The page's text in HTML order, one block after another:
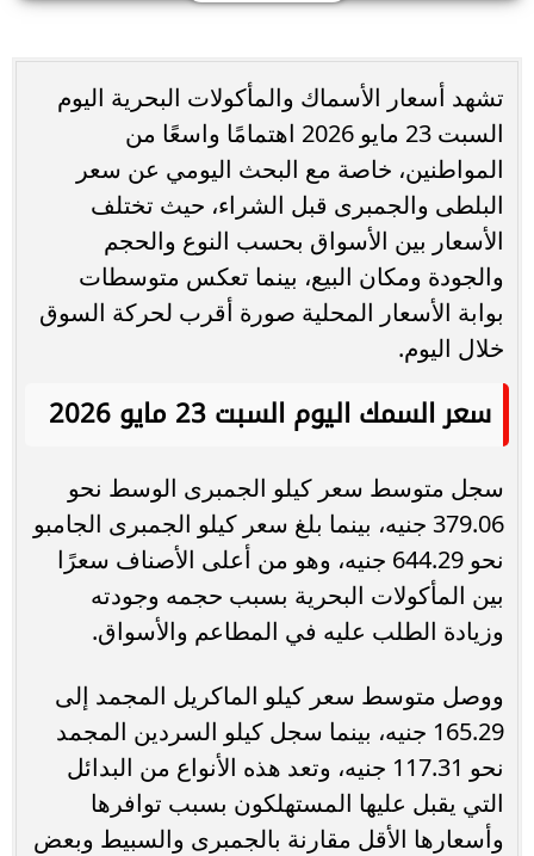
تشهد أسعار الأسماك والمأكولات البحرية اليوم
السبت 23 مايو 2026 اهتمامًا واسعًا من
المواطنين، خاصة مع البحث اليومي عن سعر
البلطى والجمبرى قبل الشراء، حيث تختلف
الأسعار بين الأسواق بحسب النوع والحجم
والجودة ومكان البيع، بينما تعكس متوسطات
بوابة الأسعار المحلية صورة أقرب لحركة السوق
خلال اليوم.
سعر السمك اليوم السبت 23 مايو 2026
سجل متوسط سعر كيلو الجمبرى الوسط نحو
379.06 جنيه، بينما بلغ سعر كيلو الجمبرى الجامبو
نحو 644.29 جنيه، وهو من أعلى الأصناف سعرًا
بين المأكولات البحرية بسبب حجمه وجودته
وزيادة الطلب عليه في المطاعم والأسواق.
ووصل متوسط سعر كيلو الماكريل المجمد إلى
165.29 جنيه، بينما سجل كيلو السردين المجمد
نحو 117.31 جنيه، وتعد هذه الأنواع من البدائل
التي يقبل عليها المستهلكون بسبب توافرها
وأسعارها الأقل مقارنة بالجمبرى والسبيط وبعض